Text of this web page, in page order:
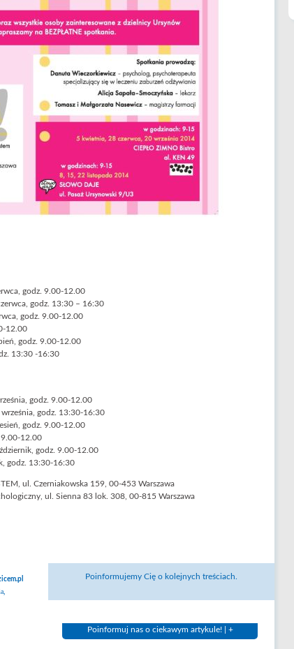
godz. 9.00-12.00
godz. 13:30 – 16:30
godz. 9.00-12.00
12.00
godz. 9.00-12.00
13:30 -16:30
godz. 9.00-12.00
godz. 13:30-16:30
godz. 9.00-12.00
9.00-12.00
godz. 9.00-12.00
godz. 13:30-16:30
ul. Czerniakowska 159, 00-453 Warszawa
ul. Sienna 83 lok. 308, 00-815 Warszawa
Poinformujemy Cię o kolejnych treściach.
Poinformuj nas o ciekawym artykule! | +